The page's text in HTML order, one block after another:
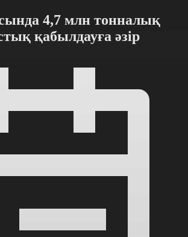
4,7 млн тонналық
қабылдауға әзір